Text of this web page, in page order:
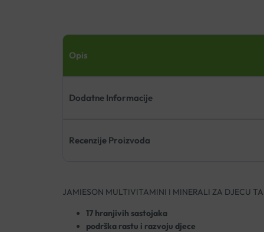
Opis
Dodatne Informacije
Recenzije Proizvoda
JAMIESON MULTIVITAMINI I MINERALI ZA DJECU
17 hranjivih sastojaka
podrška rastu i razvoju djece